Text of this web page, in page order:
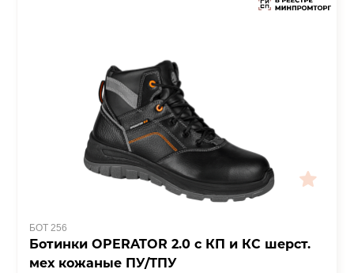
БОТ 256
Ботинки OPERATOR 2.0 с КП и КС шерст.
мех кожаные ПУ/ТПУ